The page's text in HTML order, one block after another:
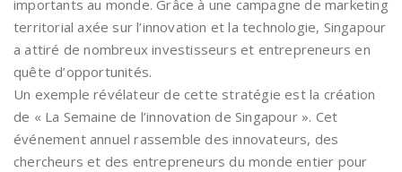
importants au monde. Grâce à une campagne de marketing
territorial axée sur l’innovation et la technologie, Singapour
a attiré de nombreux investisseurs et entrepreneurs en
quête d’opportunités.
Un exemple révélateur de cette stratégie est la création
de « La Semaine de l’innovation de Singapour ». Cet
événement annuel rassemble des innovateurs, des
chercheurs et des entrepreneurs du monde entier pour